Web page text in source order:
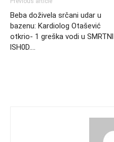
Beba doživela srčani udar u
bazenu: Kardiolog Otašević
otkrio- 1 greška vodi u SMRTNl
lSH0D….